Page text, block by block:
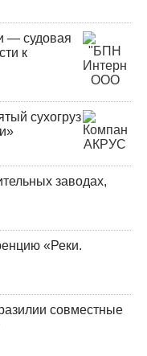
— судовая
к
сухогруз
заводах,
«Реки.
совместные